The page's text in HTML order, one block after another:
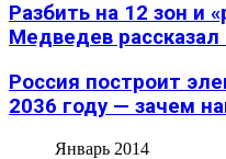
Разбить на 12 зон и
Медведев рассказал
Россия построит
2036 году — зачем
Январь 2014